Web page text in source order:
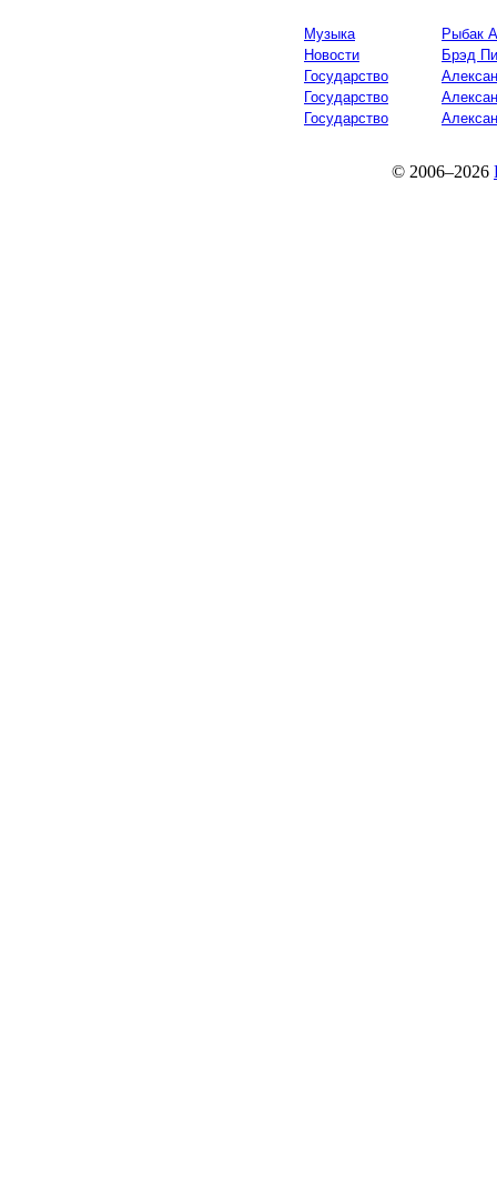
Музыка
Рыбак
Новости
Брэд
Государство
Государство
Государство
© 2006–2026